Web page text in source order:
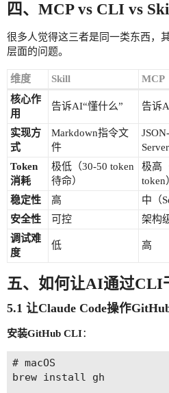
四、MCP vs CLI vs
很多人觉得这三者是同一类东西，
层面的问题。
维度 Skill MCP
核心作
用
告诉AI“懂什么” 告诉
实现方
式
Markdown指令文
件
Server
Token
消耗
极低（30-50 token
待命）
极高
token
稳定性 高 中（
安全性
可控 架构
调试难
度
低 高
五、如何让AI通过CLI
5.1 让Claude Code操作
安装GitHub CLI：
# macOS
brew install gh